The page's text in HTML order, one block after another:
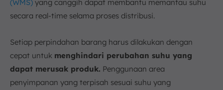
(WMS) yang canggih dapat membantu memantau suhu
secara real-time selama proses distribusi.
Setiap perpindahan barang harus dilakukan dengan
cepat untuk menghindari perubahan suhu yang
dapat merusak produk. Penggunaan area
penyimpanan yang terpisah sesuai suhu yang